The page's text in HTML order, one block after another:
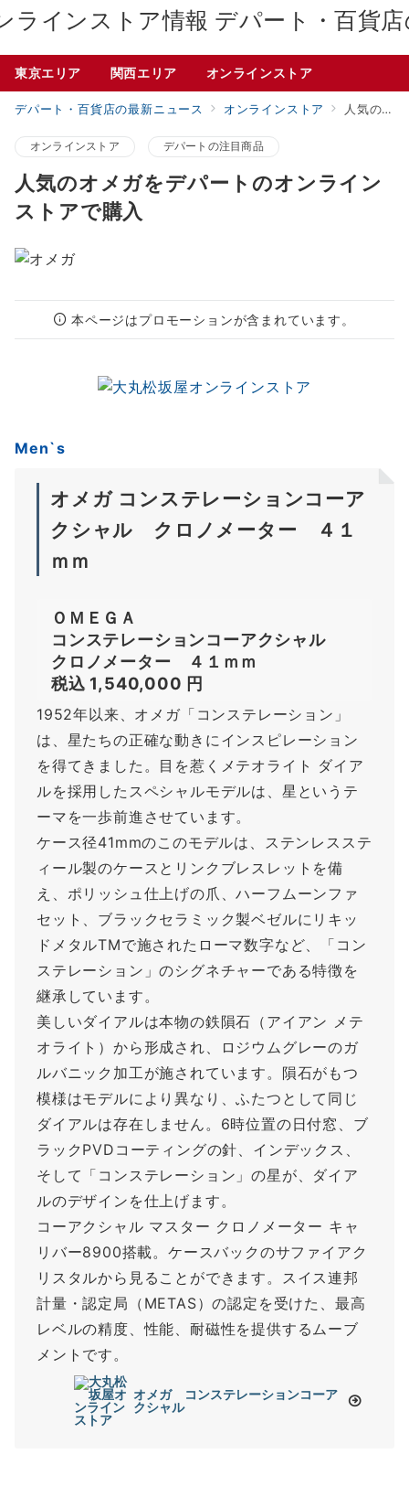
デパート・百貨
東京エリア 関西エリア オンラインストア
デパート・百貨店の最新ニュース オンラインストア 人気のオメガをデパートのオンラインストアで購入
オンラインストア デパートの注目商品
人気のオメガをデパートのオンライン
ストアで購入
本ページはプロモーションが含まれています。
Men`s
オメガ コンステレーションコーア
クシャル クロノメーター ４１
ｍｍ
ＯＭＥＧＡ
コンステレーションコーアクシャル
クロノメーター ４１ｍｍ
税込 1,540,000 円
1952年以来、オメガ「コンステレーション」
は、星たちの正確な動きにインスピレーション
を得てきました。目を惹くメテオライト ダイア
ルを採用したスペシャルモデルは、星というテ
ーマを一歩前進させています。
ケース径41mmのこのモデルは、ステンレスステ
ィール製のケースとリンクブレスレットを備
え、ポリッシュ仕上げの爪、ハーフムーンファ
セット、ブラックセラミック製ベゼルにリキッ
ドメタルTMで施されたローマ数字など、「コン
ステレーション」のシグネチャーである特徴を
継承しています。
美しいダイアルは本物の鉄隕石（アイアン メテ
オライト）から形成され、ロジウムグレーのガ
ルバニック加工が施されています。隕石がもつ
模様はモデルにより異なり、ふたつとして同じ
ダイアルは存在しません。6時位置の日付窓、ブ
ラックPVDコーティングの針、インデックス、
そして「コンステレーション」の星が、ダイア
ルのデザインを仕上げます。
コーアクシャル マスター クロノメーター キャ
リバー8900搭載。ケースバックのサファイアク
リスタルから見ることができます。スイス連邦
計量・認定局（METAS）の認定を受けた、最高
レベルの精度、性能、耐磁性を提供するムーブ
メントです。
オメガ コンステレーションコーア
クシャル